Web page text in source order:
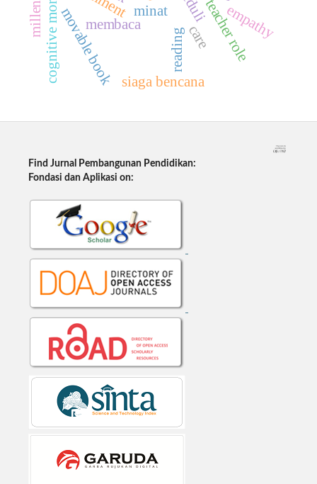
membaca
minat
movable book care
reading
cognitive moral teacher role
siaga bencana
empathy
Find Jurnal Pembangunan Pendidikan:
Fondasi dan Aplikasi on: